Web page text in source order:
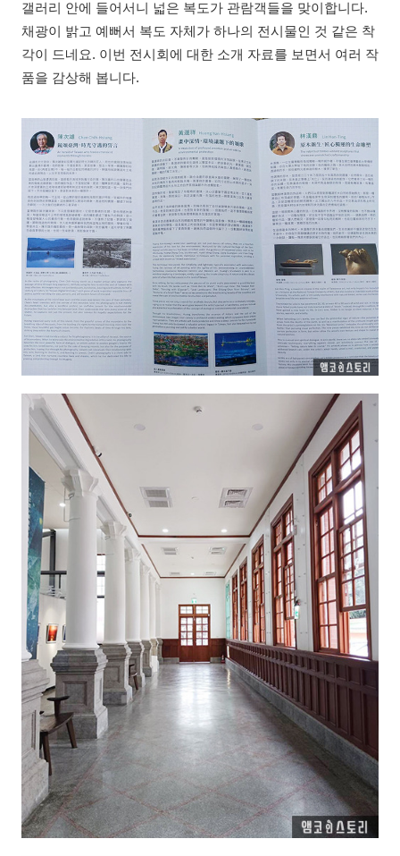
갤러리 안에 들어서니 넓은 복도가 관람객들을 맞이합니다.
채광이 밝고 예뻐서 복도 자체가 하나의 전시물인 것 같은 착
각이 드네요. 이번 전시회에 대한 소개 자료를 보면서 여러 작
품을 감상해 봅니다.